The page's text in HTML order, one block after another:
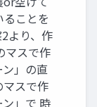
ることを
より、作
マスで作
」の直
マスで作
」で 時